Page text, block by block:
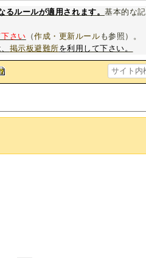
るルールが適用されます。基本的な
下さい （作成・更新ルール も参照）。
掲示板避難所を利用して下さい。